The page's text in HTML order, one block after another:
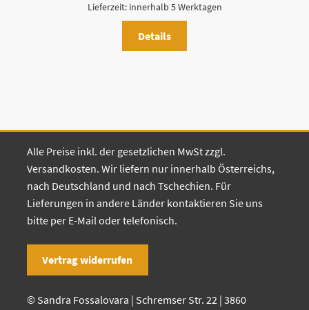
Lieferzeit: innerhalb 5 Werktagen
Details
Alle Preise inkl. der gesetzlichen MwSt zzgl.
Versandkosten. Wir liefern nur innerhalb Österreichs,
nach Deutschland und nach Tschechien. Für
Lieferungen in andere Länder kontaktieren Sie uns
bitte per E-Mail oder telefonisch.
Vertrag widerrufen
© Sandra Fossalovara | Schremser Str. 22 | 3860